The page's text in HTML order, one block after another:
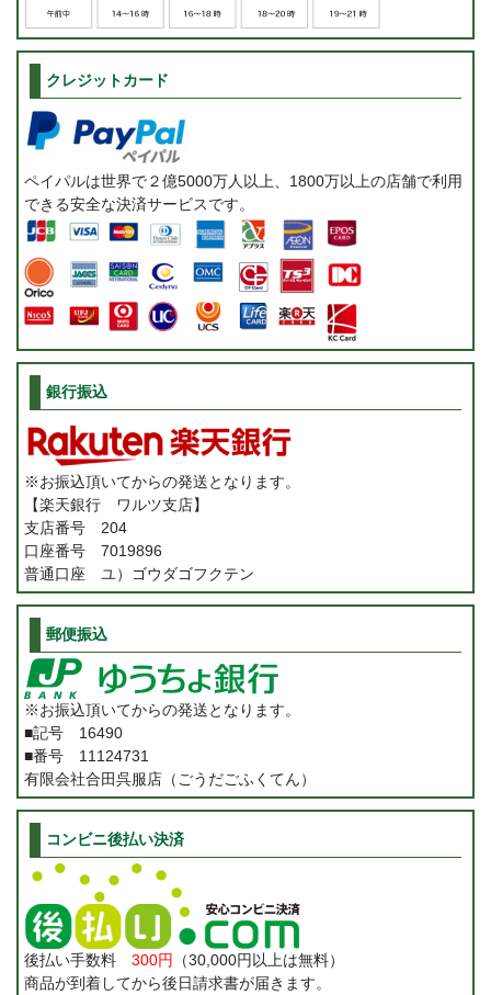
クレジットカード
ペイパルは世界で２億5000万人以上、1800万以上の店舗で利用
できる安全な決済サービスです。
銀行振込
※お振込頂いてからの発送となります。
【楽天銀行 ワルツ支店】
支店番号 204
口座番号 7019896
普通口座 ユ）ゴウダゴフクテン
郵便振込
※お振込頂いてからの発送となります。
■記号 16490
■番号 11124731
有限会社合田呉服店（ごうだごふくてん）
コンビニ後払い決済
後払い手数料 300円
（30,000円以上は無料）
商品が到着してから後日請求書が届きます。